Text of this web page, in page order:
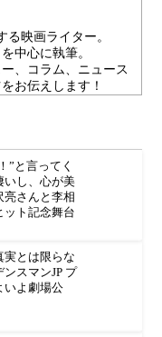
る映画ライター。
中心に執筆。
、コラム、ニュース
お伝えします！
”と言ってく
いし、心が美
さんと李相
ット記念舞台
実とは限らな
スマンJP プ
いよ劇場公